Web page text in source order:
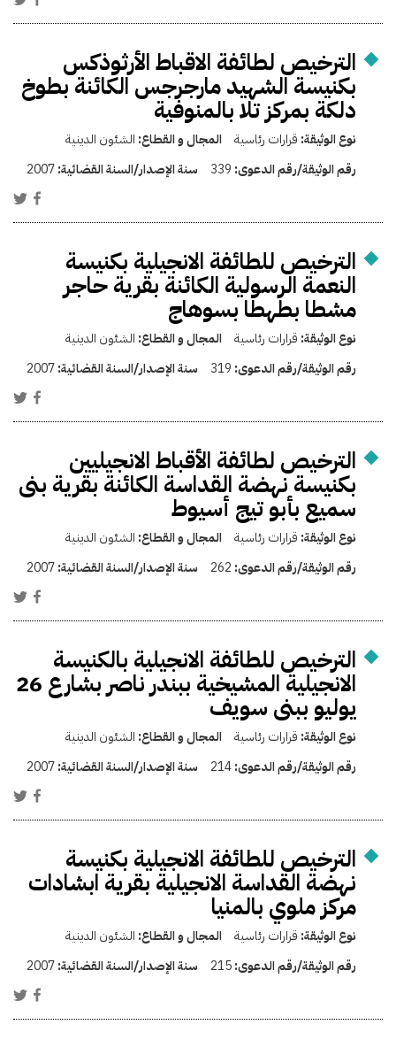
الترخيص لطائفة الاقباط الأرثوذكس
بكنيسة الشهيد مارجرجس الكائنة بطوخ
دلكة بمركز تلا بالمنوفية
نوع الوثيقة: قرارات رئاسية المجال و القطاع: الشئون الدينية
رقم الوثيقة/رقم الدعوى: 339 سنة الإصدار/السنة القضائية:2007
الترخيص للطائفة الانجيلية بكنيسة
النعمة الرسولية الكائنة بقرية حاجر
مشطا بطهطا بسوهاج
نوع الوثيقة: قرارات رئاسية المجال و القطاع: الشئون الدينية
رقم الوثيقة/رقم الدعوى: 319 سنة الإصدار/السنة القضائية:2007
الترخيص لطائفة الأقباط الانجيليين
بكنيسة نهضة القداسة الكائنة بقرية بنى
سميع بأبو تيج أسيوط
نوع الوثيقة: قرارات رئاسية المجال و القطاع: الشئون الدينية
رقم الوثيقة/رقم الدعوى: 262 سنة الإصدار/السنة القضائية:2007
الترخيص للطائفة الانجيلية بالكنيسة
الانجيلية المشيخية ببندر ناصر بشارع 26
يوليو ببنى سويف
نوع الوثيقة: قرارات رئاسية المجال و القطاع: الشئون الدينية
رقم الوثيقة/رقم الدعوى:214 سنة الإصدار/السنة القضائية:2007
الترخيص للطائفة الانجيلية بكنيسة
نهضة القداسة الانجيلية بقرية ابشادات
مركز ملوي بالمنيا
نوع الوثيقة: قرارات رئاسية المجال و القطاع: الشئون الدينية
رقم الوثيقة/رقم الدعوى:215 سنة الإصدار/السنة القضائية:2007